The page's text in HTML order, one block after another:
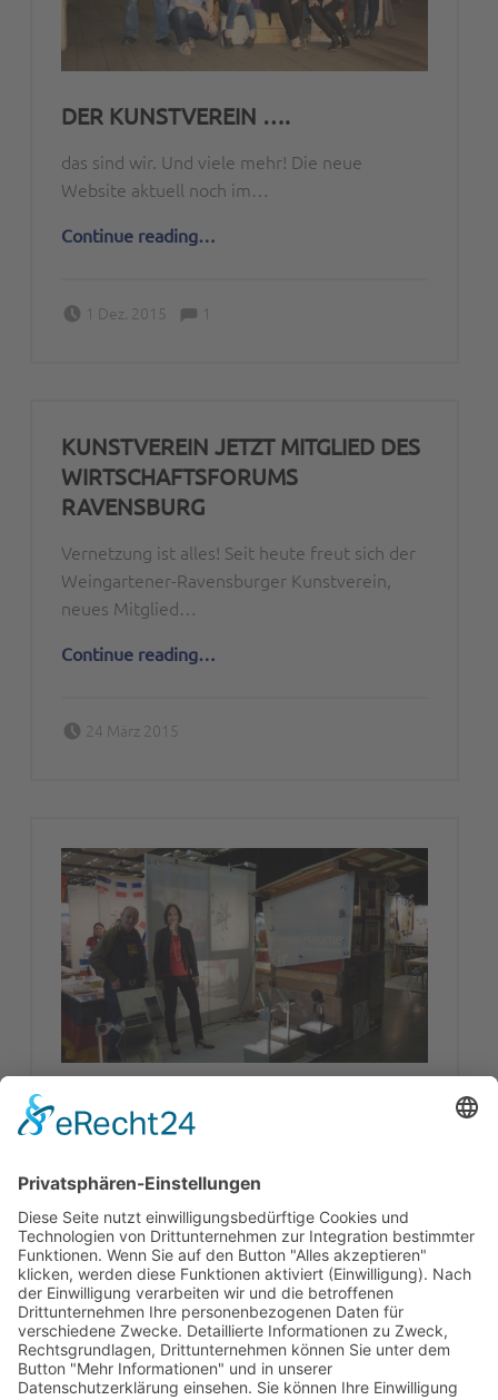
DER KUNSTVEREIN ….
das sind wir. Und viele mehr! Die neue
Website aktuell noch im…
Continue reading…
1 Dez. 2015 Peter Bischoff Comments:1
KUNSTVEREIN JETZT MITGLIED DES
WIRTSCHAFTSFORUMS
RAVENSBURG
Vernetzung ist alles! Seit heute freut sich der
Weingartener-Ravensburger Kunstverein,
neues Mitglied…
Continue reading…
24 März 2015
KUNSTVEREIN AUCH AUF
EHRENAMTSMESSE PRÄSENT
Am 22. März war die grosse Ehrenamtsmesse
in der Oberschwabenhalle in Ravensburg…
Continue reading“Kunstverein auch auf Ehrenamtsmesse präsent”
…
Posted on:
22 März 2015 Written by:
Peter Bischoff